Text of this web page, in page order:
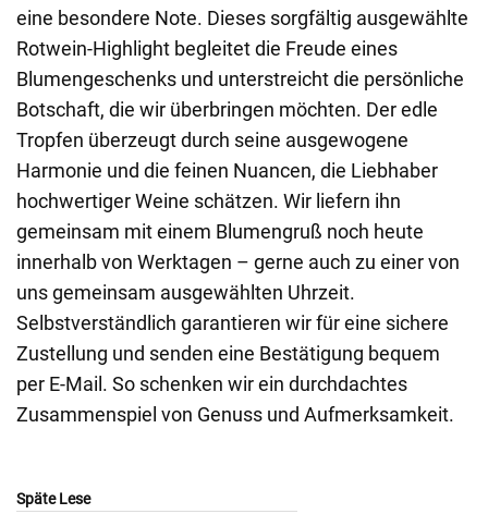
eine besondere Note. Dieses sorgfältig ausgewählte
Rotwein-Highlight begleitet die Freude eines
Blumengeschenks und unterstreicht die persönliche
Botschaft, die wir überbringen möchten. Der edle
Tropfen überzeugt durch seine ausgewogene
Harmonie und die feinen Nuancen, die Liebhaber
hochwertiger Weine schätzen. Wir liefern ihn
gemeinsam mit einem Blumengruß noch heute
innerhalb von Werktagen – gerne auch zu einer von
uns gemeinsam ausgewählten Uhrzeit.
Selbstverständlich garantieren wir für eine sichere
Zustellung und senden eine Bestätigung bequem
per E-Mail. So schenken wir ein durchdachtes
Zusammenspiel von Genuss und Aufmerksam­keit.
Späte Lese